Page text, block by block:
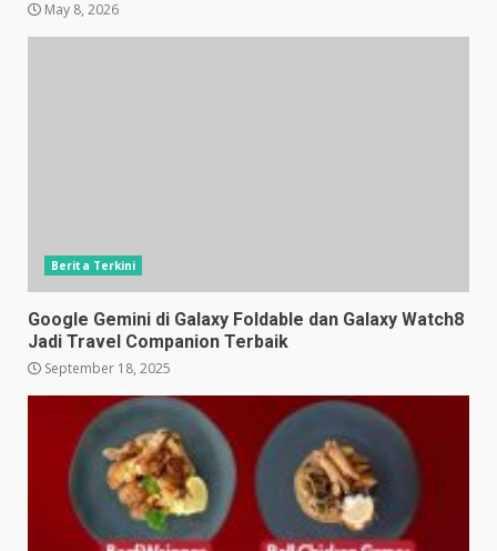
May 8, 2026
Berita Terkini
Google Gemini di Galaxy Foldable dan Galaxy Watch8
Jadi Travel Companion Terbaik
September 18, 2025